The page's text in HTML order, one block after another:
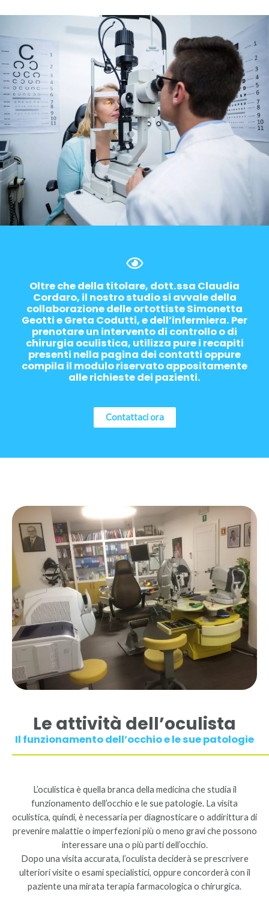
Oltre che della titolare, dott.ssa Claudia
Cordaro, il nostro studio si avvale della
collaborazione delle ortottiste Simonetta
Geotti e Greta Codutti, e dell’infermiera. Per
prenotare un intervento di controllo o di
chirurgia oculistica, utilizza pure i recapiti
presenti nella pagina dei contatti oppure
compila il modulo riservato appositamente
alle richieste dei pazienti.
Contattaci ora
Le attività dell’oculista
Il funzionamento dell’occhio e le sue patologie
L’oculistica è quella branca della medicina che studia il
funzionamento dell’occhio e le sue patologie. La visita
oculistica, quindi, è necessaria per diagnosticare o addirittura di
prevenire malattie o imperfezioni più o meno gravi che possono
interessare una o più parti dell’occhio.
Dopo una visita accurata, l’oculista deciderà se prescrivere
ulteriori visite o esami specialistici, oppure concorderà con il
paziente una mirata terapia farmacologica o chirurgica.